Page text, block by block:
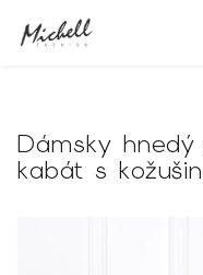
Dámsky
kabát s